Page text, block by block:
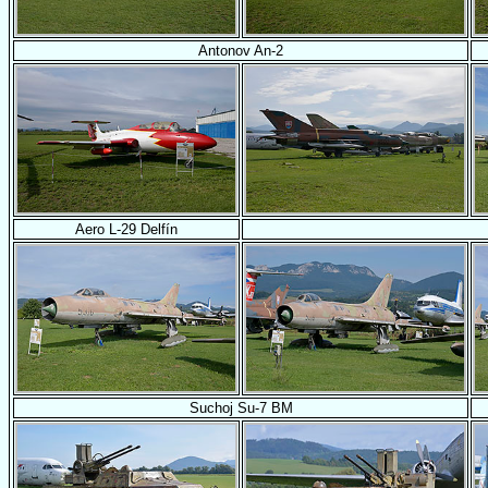
Antonov An-2
Aero L-29 Delfín
Suchoj Su-7 BM